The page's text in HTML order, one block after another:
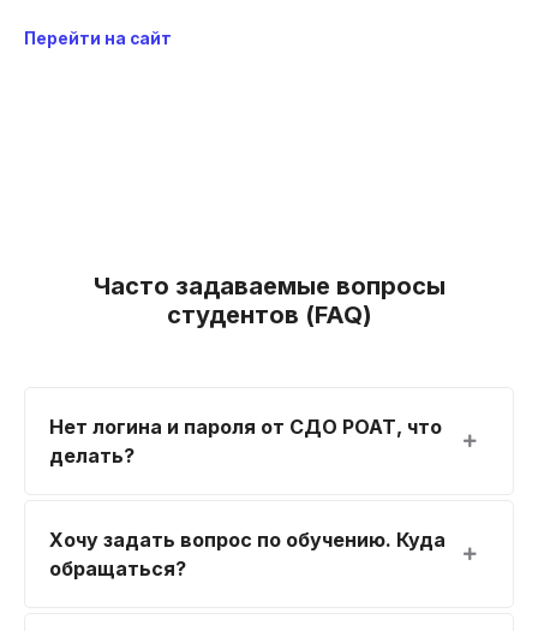
Перейти на сайт
Часто задаваемые вопросы
студентов (FAQ)
Нет логина и пароля от СДО РОАТ, что
делать?
Хочу задать вопрос по обучению. Куда
обращаться?